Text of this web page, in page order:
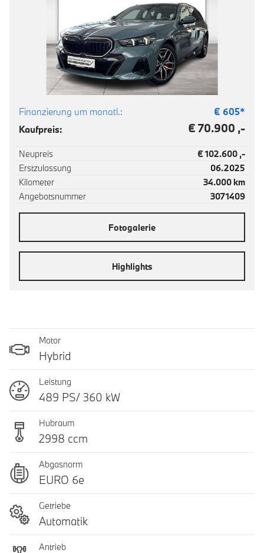
Finanzierung um monatl.: € 605*
Kaufpreis:
€ 70.900 ,-
Neupreis
€ 102.600 ,-
Erstzulassung
06.2025
Kilometer
34.000 km
Angebotsnummer
3071409
Fotogalerie
Highlights
Motor
Hybrid
Leistung
489 PS/ 360 kW
Hubraum
2998 ccm
Abgasnorm
EURO 6e
Getriebe
Automatik
Antrieb